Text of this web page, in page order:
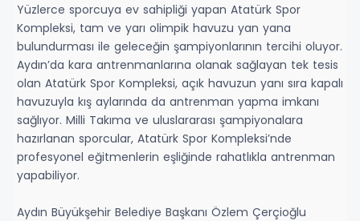
Yüzlerce sporcuya ev sahipliği yapan Atatürk Spor
Kompleksi, tam ve yarı olimpik havuzu yan yana
bulundurması ile geleceğin şampiyonlarının tercihi oluyor.
Aydın’da kara antrenmanlarına olanak sağlayan tek tesis
olan Atatürk Spor Kompleksi, açık havuzun yanı sıra kapalı
havuzuyla kış aylarında da antrenman yapma imkanı
sağlıyor. Milli Takıma ve uluslararası şampiyonalara
hazırlanan sporcular, Atatürk Spor Kompleksi’nde
profesyonel eğitmenlerin eşliğinde rahatlıkla antrenman
yapabiliyor.
Aydın Büyükşehir Belediye Başkanı Özlem Çerçioğlu